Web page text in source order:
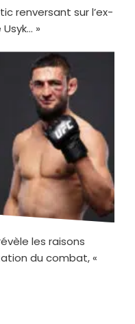
renversant sur l’ex-
»
les raisons
du combat, «